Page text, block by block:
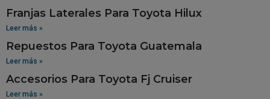
Franjas Laterales Para Toyota Hilux
Leer más »
Repuestos Para Toyota Guatemala
Leer más »
Accesorios Para Toyota Fj Cruiser
Leer más »